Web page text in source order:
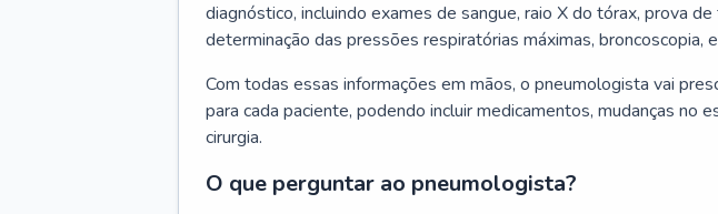
diagnóstico, incluindo exames de sangue, raio X do tórax, prova
determinação das pressões respiratórias máximas, broncoscopia,
Com todas essas informações em mãos, o pneumologista vai
para cada paciente, podendo incluir medicamentos, mudanças no
cirurgia.
O que perguntar ao pneumologista?